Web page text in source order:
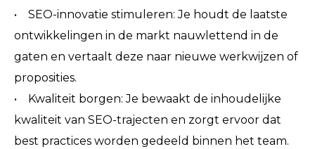
• SEO-innovatie stimuleren: Je houdt de laatste
ontwikkelingen in de markt nauwlettend in de
gaten en vertaalt deze naar nieuwe werkwijzen of
proposities.
• Kwaliteit borgen: Je bewaakt de inhoudelijke
kwaliteit van SEO-trajecten en zorgt ervoor dat
best practices worden gedeeld binnen het team.